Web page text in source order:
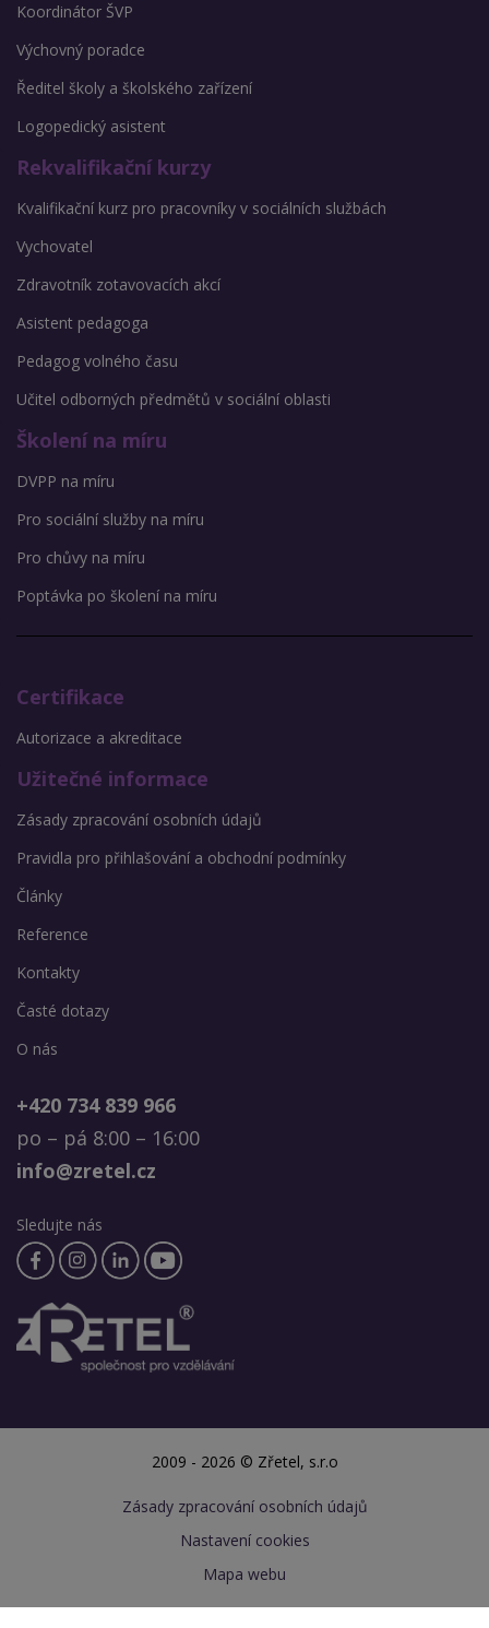
Koordinátor ŠVP
Výchovný poradce
Ředitel školy a školského zařízení
Logopedický asistent
Rekvalifikační kurzy
Kvalifikační kurz pro pracovníky v sociálních službách
Vychovatel
Zdravotník zotavovacích akcí
Asistent pedagoga
Pedagog volného času
Učitel odborných předmětů v sociální oblasti
Školení na míru
DVPP na míru
Pro sociální služby na míru
Pro chůvy na míru
Poptávka po školení na míru
Certifikace
Autorizace a akreditace
Užitečné informace
Zásady zpracování osobních údajů
Pravidla pro přihlašování a obchodní podmínky
Články
Reference
Kontakty
Časté dotazy
O nás
+420 734 839 966
po – pá 8:00 – 16:00
info@zretel.cz
Sledujte nás
2009 - 2026 © Zřetel, s.r.o
Zásady zpracování osobních údajů
Nastavení cookies
Mapa webu